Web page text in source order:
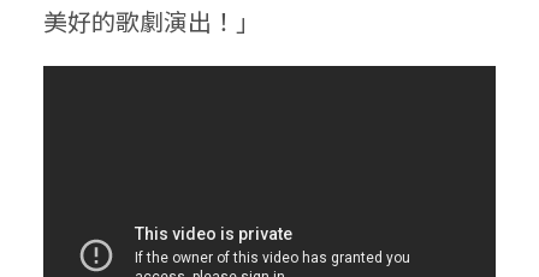
美好的歌劇演出！」